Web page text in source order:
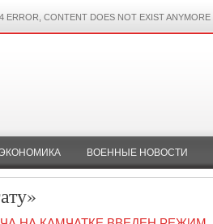
ERROR, CONTENT DOES NOT EXIST ANYMORE
ЭКОНОМИКА ВОЕННЫЕ НОВОСТИ